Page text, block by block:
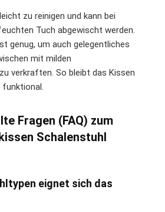
zu reinigen und kann bei
Tuch abgewischt werden.
genug, um auch gelegentliches
mit milden
verkraften. So bleibt das Kissen
Fragen (FAQ) zum
Schalenstuhl
eignet sich das